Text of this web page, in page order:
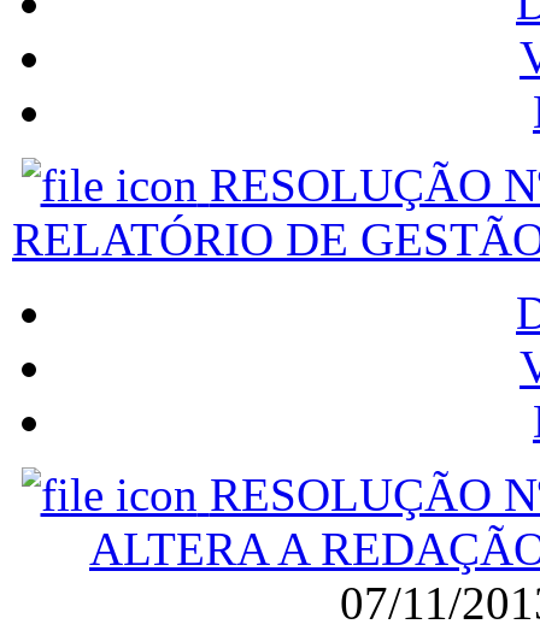
RESOLUÇÃO
RELATÓRIO DE
RESOLUÇÃO
ALTERA A
07/11/